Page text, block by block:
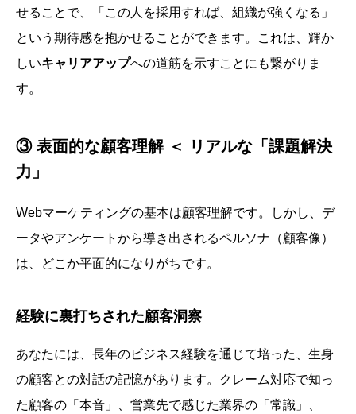
せることで、「この人を採用すれば、組織が強くなる」
という期待感を抱かせることができます。これは、輝か
しいキャリアアップへの道筋を示すことにも繋がりま
す。
③ 表面的な顧客理解 ＜ リアルな「課題解決
力」
Webマーケティングの基本は顧客理解です。しかし、デ
ータやアンケートから導き出されるペルソナ（顧客像）
は、どこか平面的になりがちです。
経験に裏打ちされた顧客洞察
あなたには、長年のビジネス経験を通じて培った、生身
の顧客との対話の記憶があります。クレーム対応で知っ
た顧客の「本音」、営業先で感じた業界の「常識」、